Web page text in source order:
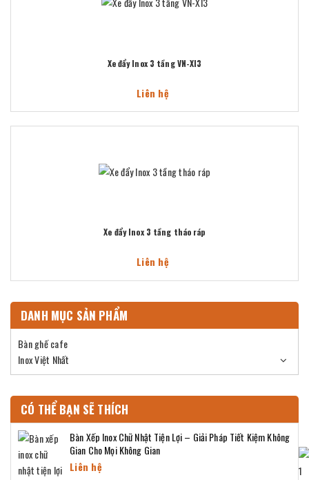
Xe đẩy Inox 3 tầng VN-XI3
Liên hệ
Xe đẩy Inox 3 tầng tháo ráp
Liên hệ
DANH MỤC SẢN PHẨM
Bàn ghế cafe
Inox Việt Nhất
CÓ THỂ BẠN SẼ THÍCH
Bàn Xếp Inox Chữ Nhật Tiện Lợi – Giải Pháp Tiết Kiệm Không
Gian Cho Mọi Không Gian
Liên hệ